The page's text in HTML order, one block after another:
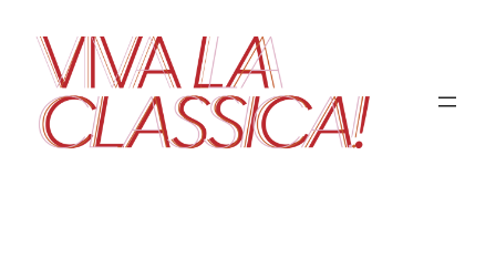
Inhalt
springen